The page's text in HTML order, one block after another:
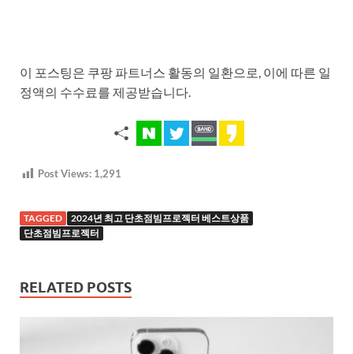
이 포스팅은 쿠팡 파트너스 활동의 일환으로, 이에 따른 일
정액의 수수료를 제공받습니다.
Post Views: 1,291
TAGGED
2024년 최고 단초점빔프로젝터 베스트상품
단초점빔프로젝터
RELATED POSTS